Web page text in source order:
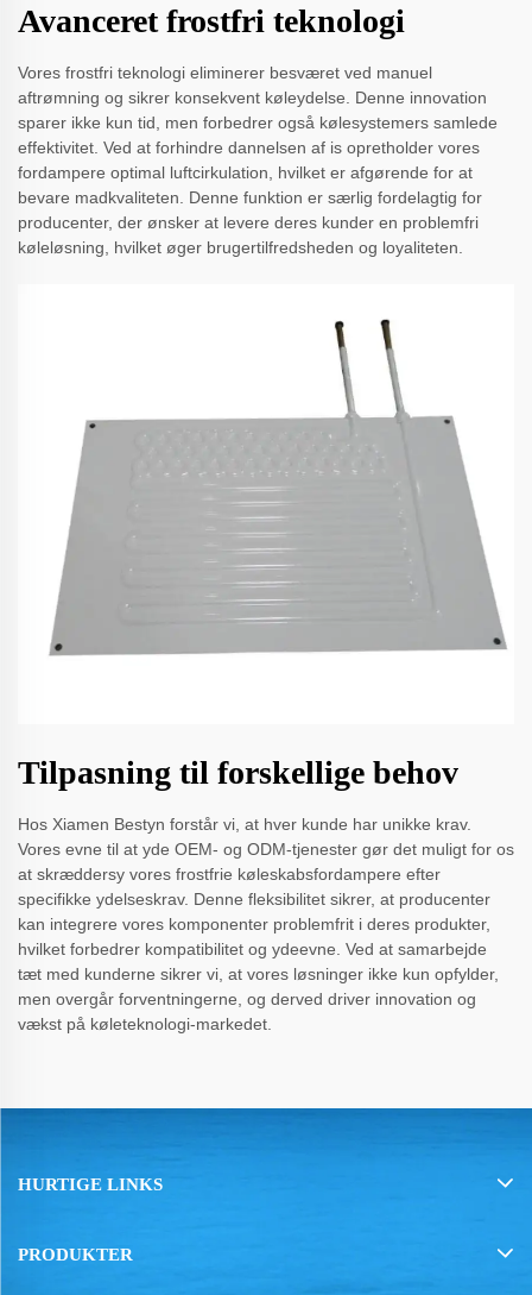
Avanceret frostfri teknologi
Vores frostfri teknologi eliminerer besværet ved manuel
aftrømning og sikrer konsekvent køleydelse. Denne innovation
sparer ikke kun tid, men forbedrer også kølesystemers samlede
effektivitet. Ved at forhindre dannelsen af is opretholder vores
fordampere optimal luftcirkulation, hvilket er afgørende for at
bevare madkvaliteten. Denne funktion er særlig fordelagtig for
producenter, der ønsker at levere deres kunder en problemfri
køleløsning, hvilket øger brugertilfredsheden og loyaliteten.
Tilpasning til forskellige behov
Hos Xiamen Bestyn forstår vi, at hver kunde har unikke krav.
Vores evne til at yde OEM- og ODM-tjenester gør det muligt for os
at skræddersy vores frostfrie køleskabsfordampere efter
specifikke ydelseskrav. Denne fleksibilitet sikrer, at producenter
kan integrere vores komponenter problemfrit i deres produkter,
hvilket forbedrer kompatibilitet og ydeevne. Ved at samarbejde
tæt med kunderne sikrer vi, at vores løsninger ikke kun opfylder,
men overgår forventningerne, og derved driver innovation og
vækst på køleteknologi-markedet.
HURTIGE LINKS
PRODUKTER